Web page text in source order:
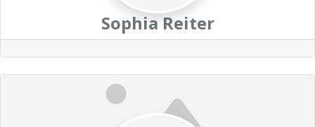
Sophia Reiter